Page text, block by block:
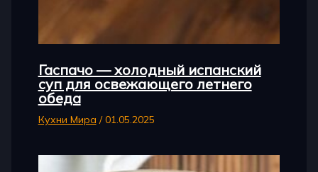
Гаспачо — холодный испанский
суп для освежающего летнего
обеда
Кухни Мира /01.05.2025